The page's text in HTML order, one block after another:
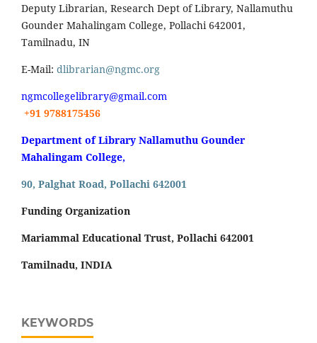
Deputy Librarian, Research Dept of Library, Nallamuthu
Gounder Mahalingam College, Pollachi 642001,
Tamilnadu, IN
E-Mail: dlibrarian@ngmc.org
ngmcollegelibrary@gmail.com
+91 9788175456
Department of Library Nallamuthu Gounder
Mahalingam College,
90, Palghat Road, Pollachi 642001
Funding Organization
Mariammal Educational Trust, Pollachi 642001
Tamilnadu, INDIA
KEYWORDS